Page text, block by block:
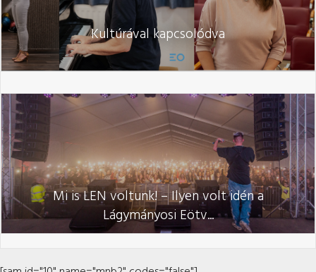
Kultúrával kapcsolódva
Mi is LEN voltunk! – Ilyen volt idén a
Lágymányosi Eötv...